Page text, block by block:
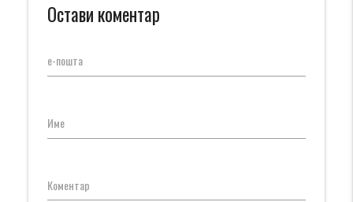
Остави коментар
е-пошта
Име
Коментар